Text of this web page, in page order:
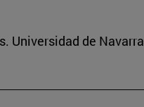
Universidad de Navarra